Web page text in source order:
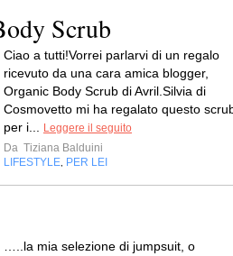
Scrub
Ciao a tutti!Vorrei parlarvi di un regalo
ricevuto da una cara amica blogger,
Organic Body Scrub di Avril.Silvia di
Cosmovetto mi ha regalato questo
per i...
Leggere il seguito
Da Tiziana Balduini
LIFESTYLE PER LEI
…..la mia selezione di jumpsuit, o